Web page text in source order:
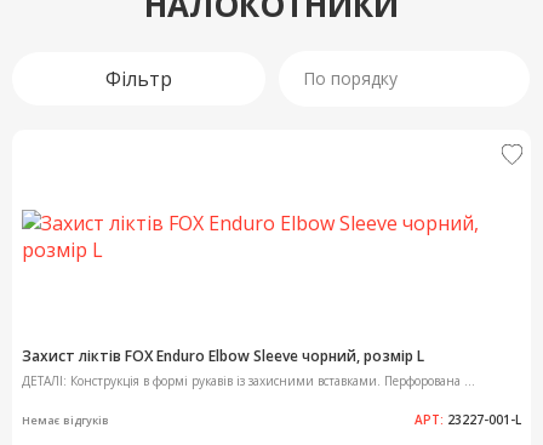
Фільтр По порядку
Захист ліктів FOX Enduro Elbow Sleeve чорний, розмір L
ДЕТАЛІ: Конструкція в формі рукавів із захисними вставками. Перфорована ...
Немає відгуків АРТ: 23227-001-L